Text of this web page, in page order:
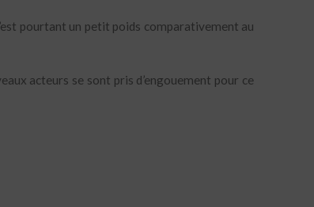
pourtant un petit poids comparativement au
acteurs se sont pris d’engouement pour ce